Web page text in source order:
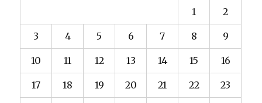
1 2
3 4 5 6 7 8 9
10 11 12 13 14 15 16
17 18 19 20 21 22 23